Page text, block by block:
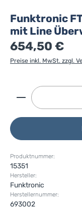
Funktronic
mit Line
654,50 €
Preise inkl. MwSt. zzgl.
Produkt
Produktnummer:
15351
Hersteller:
Funktronic
Herstellernummer:
693002